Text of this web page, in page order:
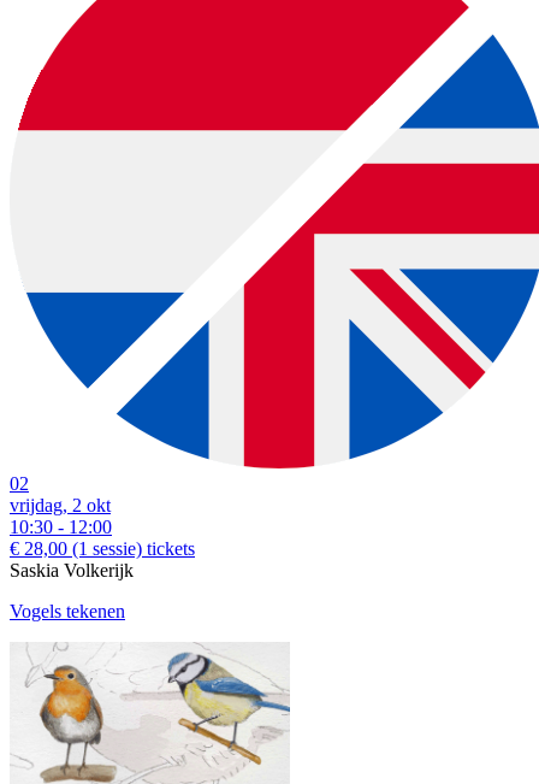
02
vrijdag, 2 okt
10:30 - 12:00
€ 28,00 (1 sessie) tickets
Saskia Volkerijk
Vogels tekenen